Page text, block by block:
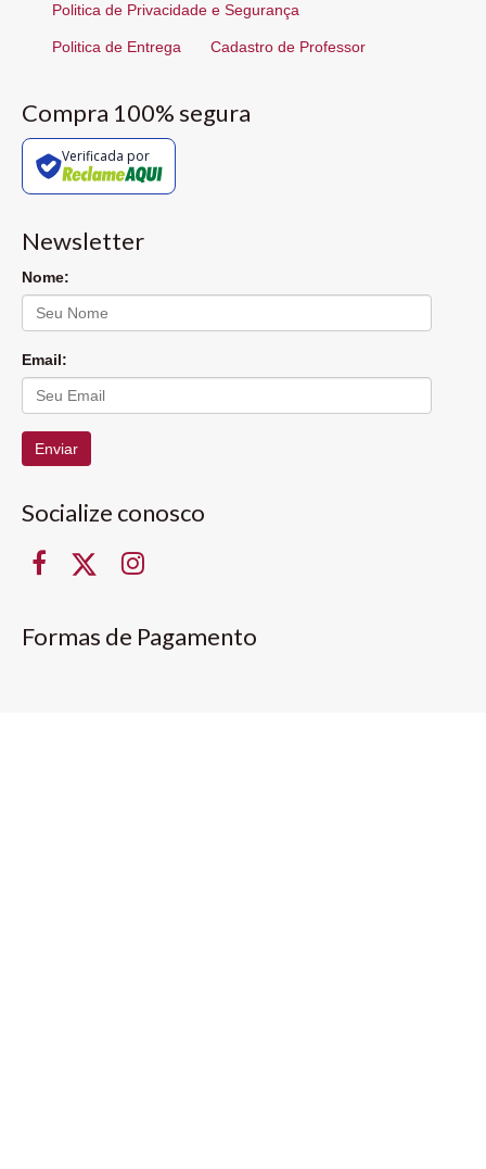
Politica de Privacidade e Segurança
Politica de Entrega Cadastro de Professor
Compra 100% segura
Verificada por
Newsletter
Nome:
Email:
Enviar
Socialize conosco
Formas de Pagamento